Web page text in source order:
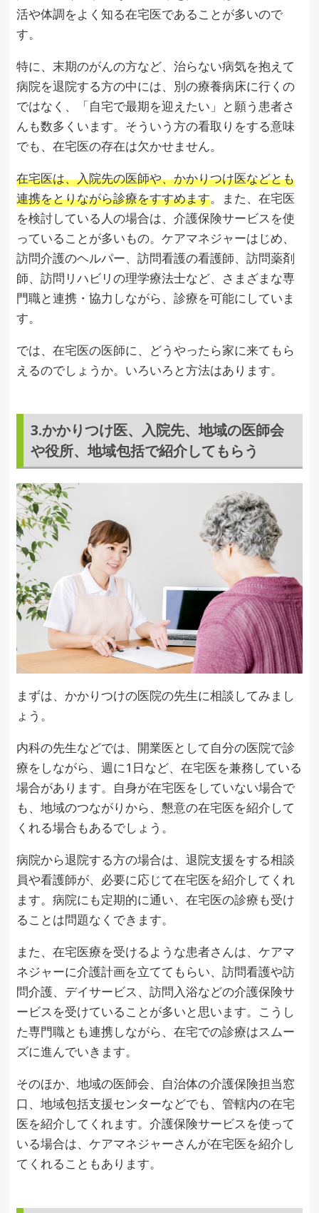
活や体調をよく知る在宅医であることが多いので
す。
特に、末期のがんの方など、治らない病気を抱えて
病院を退院する方の中には、別の療養病床に行くの
ではなく、「自宅で最期を迎えたい」と願う患者さ
んも数多くいます。そういう方の看取りをする意味
でも、在宅医の存在は欠かせません。
在宅医は、入院先の医師や、かかりつけ医などとも
連携をとりながら診療をすすめます。また、在宅医
を検討している人の場合は、介護保険サービスを使
っていることが多いもの。ケアマネジャーはじめ、
訪問介護のヘルパー、訪問看護の看護師、訪問薬剤
師、訪問リハビリの理学療法士など、さまざまな専
門職と連携・協力しながら、診療を可能にしていま
す。
では、在宅医の医師に、どうやったら家に来てもら
えるのでしょうか。いろいろと方法はあります。
3.かかりつけ医、入院先、地域の医師会
や役所、地域包括で紹介してもらう
まずは、かかりつけの医院の先生に相談してみまし
ょう。
内科の先生などでは、開業医として自分の医院で診
療をしながら、週に1日など、在宅医を兼務している
場合があります。自身が在宅医をしていない場合で
も、地域のつながりから、懇意の在宅医を紹介して
くれる場合もあるでしょう。
病院から退院する方の場合は、退院支援をする相談
員や看護師が、必要に応じて在宅医を紹介してくれ
ます。病院にも定期的に通い、在宅医の診療も受け
ることは問題なくできます。
また、在宅医療を受けるような患者さんは、ケアマ
ネジャーに介護計画を立ててもらい、訪問看護や訪
問介護、デイサービス、訪問入浴などの介護保険サ
ービスを受けていることが多いと思います。こうし
た専門職とも連携しながら、在宅での診療はスムー
ズに進んでいきます。
そのほか、地域の医師会、自治体の介護保険担当窓
口、地域包括支援センターなどでも、管轄内の在宅
医を紹介してくれます。介護保険サービスを使って
いる場合は、ケアマネジャーさんが在宅医を紹介し
てくれることもあります。